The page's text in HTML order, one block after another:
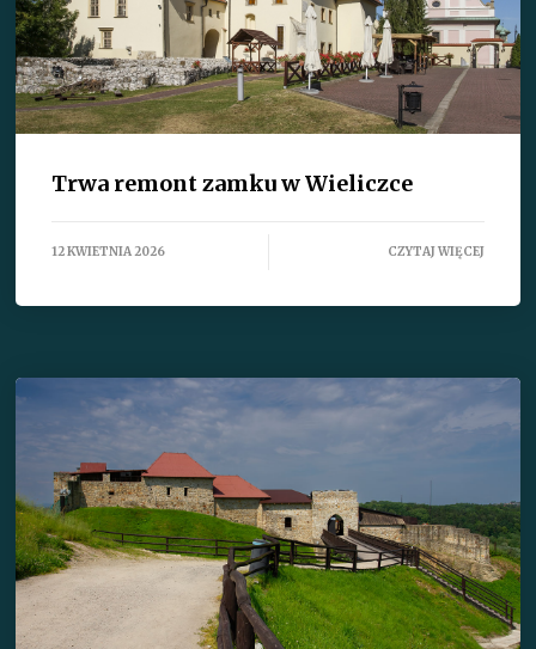
Trwa remont zamku w Wieliczce
12 KWIETNIA 2026 CZYTAJ WIĘCEJ